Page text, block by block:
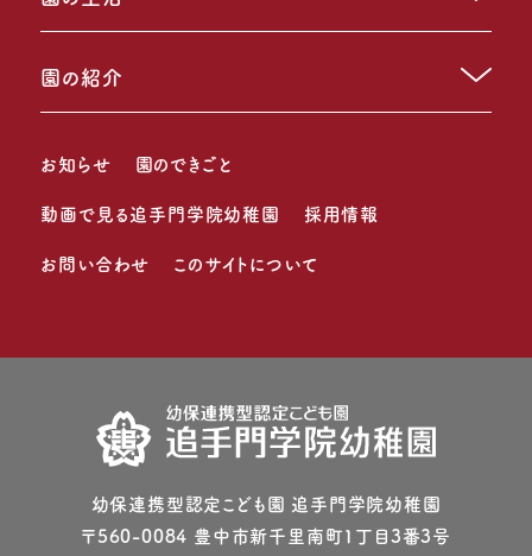
園の紹介
お知らせ 園のできごと
動画で見る追手門学院幼稚園 採用情報
お問い合わせ このサイトについて
幼保連携型認定こども園 追⼿⾨学院幼稚園
〒560-0084 豊中市新千⾥南町1丁⽬3番3号